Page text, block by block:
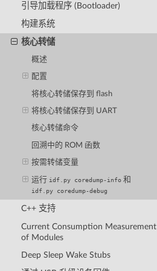
引导加载程序 (Bootloader)
构建系统
核心转储
概述
配置
将核心转储保存到 flash
将核心转储保存到 UART
核心转储命令
回溯中的 ROM 函数
按需转储变量
运行 idf.py coredump-info 和
idf.py coredump-debug
C++ 支持
Current Consumption Measurement
of Modules
Deep Sleep Wake Stubs